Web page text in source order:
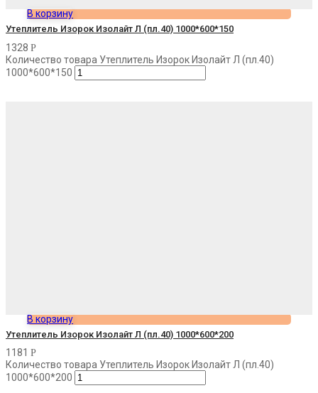
В корзину
Утеплитель Изорок Изолайт Л (пл.40) 1000*600*150
1328 Р
Количество товара Утеплитель Изорок Изолайт Л (пл.40)
1000*600*150
В корзину
Утеплитель Изорок Изолайт Л (пл.40) 1000*600*200
1181 Р
Количество товара Утеплитель Изорок Изолайт Л (пл.40)
1000*600*200